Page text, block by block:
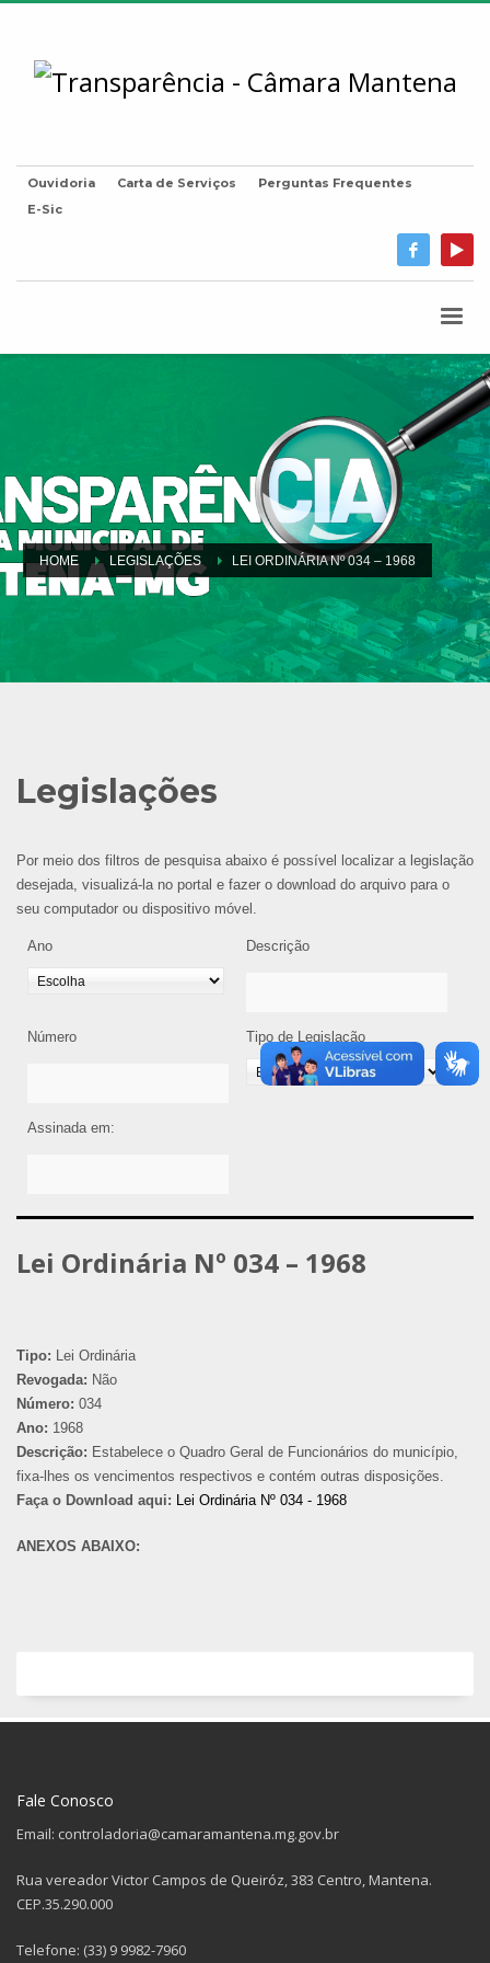
Ouvidoria Carta de Serviços
Perguntas Frequentes
E-Sic
HOME LEGISLAÇÕES LEI ORDINÁRIA Nº 034 – 1968
Legislações
Por meio dos filtros de pesquisa abaixo é possível localizar a legislação
desejada, visualizá-la no portal e fazer o download do arquivo para o
seu computador ou dispositivo móvel.
Ano Descrição
Número Tipo de Legislação
Assinada em:
Lei Ordinária Nº 034 – 1968
Tipo: Lei Ordinária
Revogada: Não
Número: 034
Ano: 1968
Descrição: Estabelece o Quadro Geral de Funcionários do município,
fixa-lhes os vencimentos respectivos e contém outras disposições.
Faça o Download aqui: Lei Ordinária Nº 034 - 1968
ANEXOS ABAIXO:
Fale Conosco
Email: controladoria@camaramantena.mg.gov.br
Rua vereador Victor Campos de Queiróz, 383 Centro, Mantena.
CEP.35.290.000
Telefone: (33) 9 9982-7960